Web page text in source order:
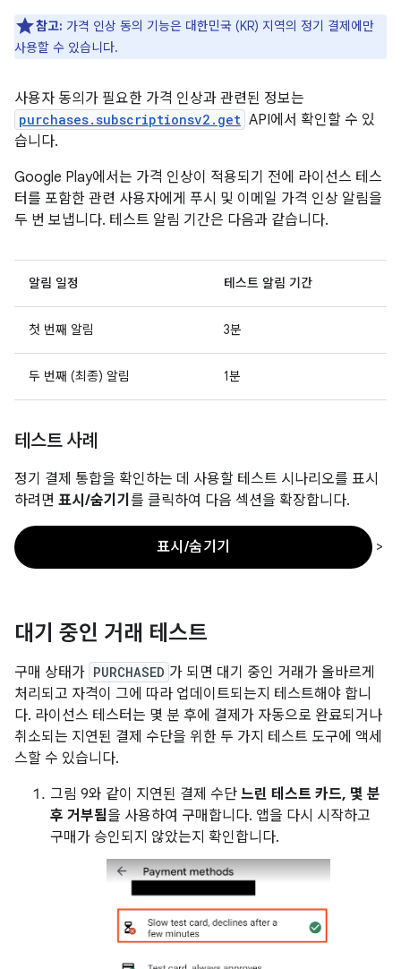
참고: 가격 인상 동의 기능은 대한민국 (KR) 지역의 정기 결제에만
사용할 수 있습니다.
사용자 동의가 필요한 가격 인상과 관련된 정보는
purchases.subscriptionsv2.get API에서 확인할 수 있
습니다.
Google Play에서는 가격 인상이 적용되기 전에 라이선스 테스
터를 포함한 관련 사용자에게 푸시 및 이메일 가격 인상 알림을
두 번 보냅니다. 테스트 알림 기간은 다음과 같습니다.
알림 일정 테스트 알림 기간
첫 번째 알림 3분
두 번째 (최종) 알림 1분
테스트 사례
정기 결제 통합을 확인하는 데 사용할 테스트 시나리오를 표시
하려면 표시/숨기기 를 클릭하여 다음 섹션을 확장합니다.
표시/숨기기 >
대기 중인 거래 테스트
구매 상태가 PURCHASED 가 되면 대기 중인 거래가 올바르게
처리되고 자격이 그에 따라 업데이트되는지 테스트해야 합니
다. 라이선스 테스터는 몇 분 후에 결제가 자동으로 완료되거나
취소되는 지연된 결제 수단을 위한 두 가지 테스트 도구에 액세
스할 수 있습니다.
그림 9와 같이 지연된 결제 수단 느린 테스트 카드, 몇 분
후 거부됨을 사용하여 구매합니다. 앱을 다시 시작하고
구매가 승인되지 않았는지 확인합니다.